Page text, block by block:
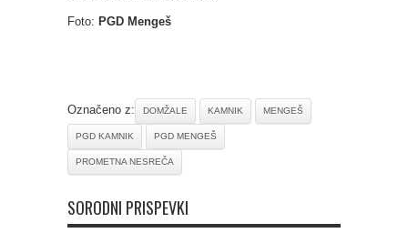
Foto: PGD Mengeš
Označeno z: DOMŽALE KAMNIK MENGEŠ
PGD KAMNIK PGD MENGEŠ
PROMETNA NESREČA
SORODNI PRISPEVKI